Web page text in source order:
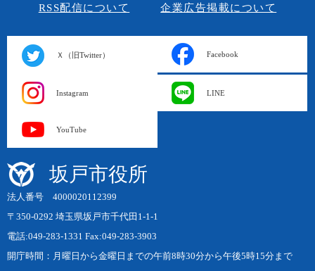
RSS配信について 企業広告掲載について
Ｘ（旧Twitter） Facebook
Instagram LINE
YouTube
坂戸市役所
法人番号 4000020112399
〒350-0292 埼玉県坂戸市千代田1-1-1
電話:049-283-1331 Fax:049-283-3903
開庁時間：月曜日から金曜日までの午前8時30分から午後5時15分まで